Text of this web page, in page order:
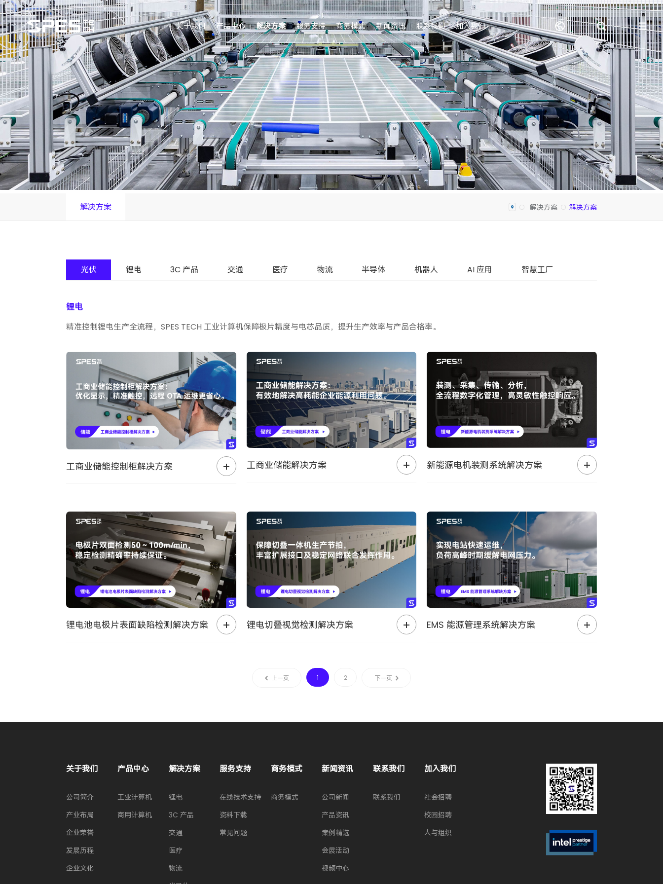
关于我们 产品中心 解决方案 服务支持 商务模式 新闻资讯 联系我们 加入我们
解决方案 解决方案 解决方案
光伏 锂电 3C 产品 交通 医疗 物流 半导体 机器人 AI 应用 智慧工厂
锂电
精准控制锂电生产全流程，SPES TECH 工业计算机保障极片精度与电芯品质，提升生产效率与产品合格率。
工商业储能控制柜解决方案 工商业储能解决方案 新能源电机装测系统解决方案
锂电池电极片表面缺陷检测解决方案 锂电切叠视觉检测解决方案 EMS 能源管理系统解决方案
上一页 1 2 下一页
关于我们
公司简介
产业布局
企业荣誉
发展历程
企业文化
产品中心
工业计算机
商用计算机
解决方案
锂电
3C 产品
交通
医疗
物流
服务支持
在线技术支持
资料下载
常见问题
商务模式
商务模式
新闻资讯
公司新闻
产品资讯
案例精选
会展活动
视频中心
联系我们
联系我们
加入我们
社会招聘
校园招聘
人与组织